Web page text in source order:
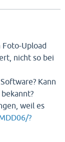
Upload
nicht so bei
Kann
weil es
?